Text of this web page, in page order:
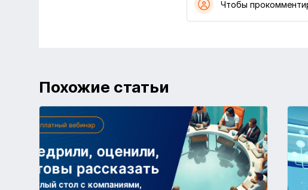
Чтобы
Похожие статьи